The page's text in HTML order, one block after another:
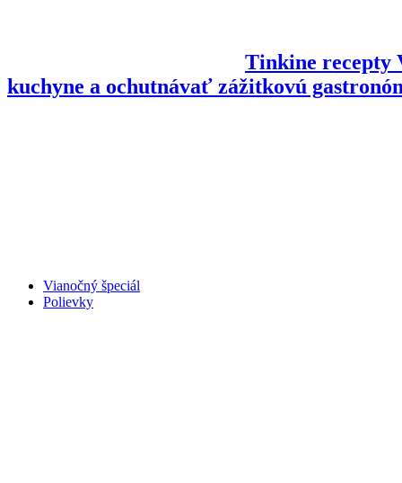
Tinkine recepty
kuchyne a ochutnávať zážitkovú
Vianočný špeciál
Polievky